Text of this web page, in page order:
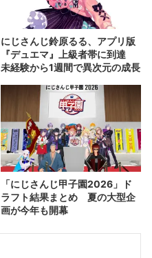
にじさんじ鈴原るる、アプリ版
『デュエマ』上級者帯に到達
未経験から1週間で異次元の成長
「にじさんじ甲子園2026」ド
ラフト結果まとめ 夏の大型企
画が今年も開幕